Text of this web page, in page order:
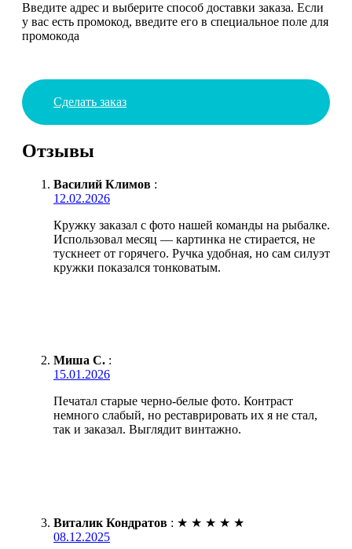
Введите адрес и выберите способ доставки заказа. Если
у вас есть промокод, введите его в специальное поле для
промокода
Сделать заказ
Отзывы
Василий Климов :
12.02.2026
Кружку заказал с фото нашей команды на рыбалке.
Использовал месяц — картинка не стирается, не
тускнеет от горячего. Ручка удобная, но сам силуэт
кружки показался тонковатым.
Миша С. :
15.01.2026
Печатал старые черно-белые фото. Контраст
немного слабый, но реставрировать их я не стал,
так и заказал. Выглядит винтажно.
Виталик Кондратов : ★ ★ ★ ★ ★
08.12.2025